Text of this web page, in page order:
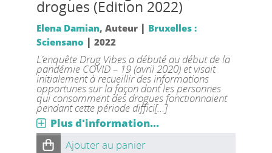
drogues (Edition 2022)
Elena Damian, Auteur | Bruxelles :
Sciensano | 2022
L’enquête Drug Vibes a débuté au début de la
pandémie COVID – 19 (avril 2020) et visait
initialement à recueillir des informations
opportunes sur la façon dont les personnes
qui consomment des drogues fonctionnaient
pendant cette période diffici[...]
Plus d'information...
Ajouter au panier